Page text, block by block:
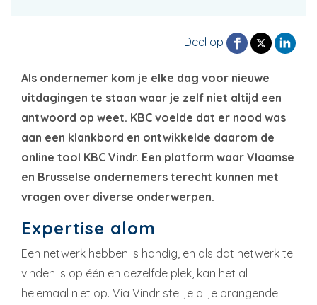
Deel op
Als ondernemer kom je elke dag voor nieuwe
uitdagingen te staan waar je zelf niet altijd een
antwoord op weet. KBC voelde dat er nood was
aan een klankbord en ontwikkelde daarom de
online tool KBC Vindr. Een platform waar Vlaamse
en Brusselse ondernemers terecht kunnen met
vragen over diverse onderwerpen.
Expertise alom
Een netwerk hebben is handig, en als dat netwerk te
vinden is op één en dezelfde plek, kan het al
helemaal niet op. Via Vindr stel je al je prangende